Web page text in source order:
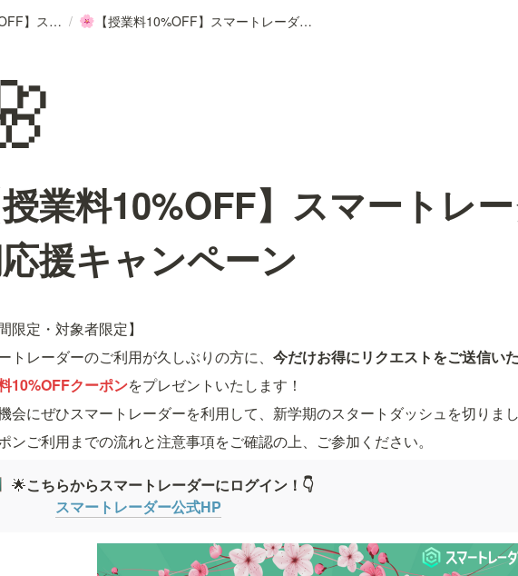
【期間限定】【授業料10%OFF】スマートレーダー新学期応援キャンペーン / 🌸 【授業料10%OFF】スマートレーダー新学期応援キャンペーン
授業料10%OFF】スマートレ
援キャンペーン
限定・対象者限定】
トレーダーのご利用が久しぶりの方に、 今だけお得にリクエストをご送信い
10%OFFクーポンをプレゼントいたします！
会にぜひスマートレーダーを利用して、新学期のスタートダッシュを切りま
ンご利用までの流れと注意事項をご確認の上、ご参加ください。
🌟こちらからスマートレーダーにログイン！👇
スマートレーダー公式HP